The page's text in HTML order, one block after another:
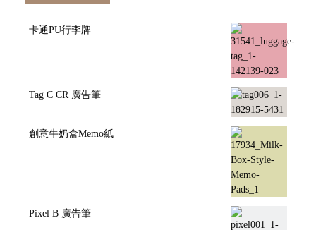
卡通PU行李牌
Tag C CR 廣告筆
創意牛奶盒Memo紙
Pixel B 廣告筆